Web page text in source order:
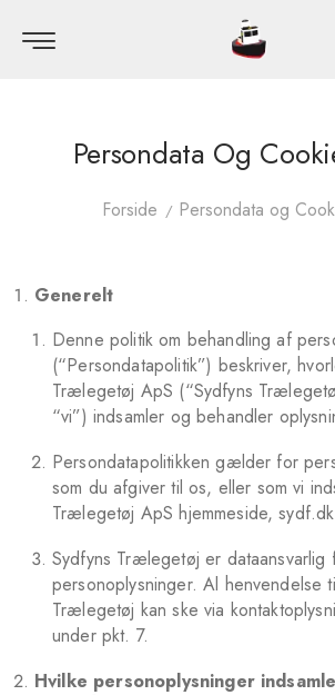
Persondata Og
Forside Persondata og
Generelt
Denne politik om behandling af
(“Persondatapolitik”) beskriver,
Trælegetøj ApS (“Sydfyns
“vi”) indsamler og behandler
Persondatapolitikken gælder for
som du afgiver til os, eller som vi
Trælegetøj ApS hjemmeside,
Sydfyns Trælegetøj er dataansvarlig
personoplysninger. Al henvendelse
Trælegetøj kan ske via
under pkt. 7.
Hvilke personoplysninger